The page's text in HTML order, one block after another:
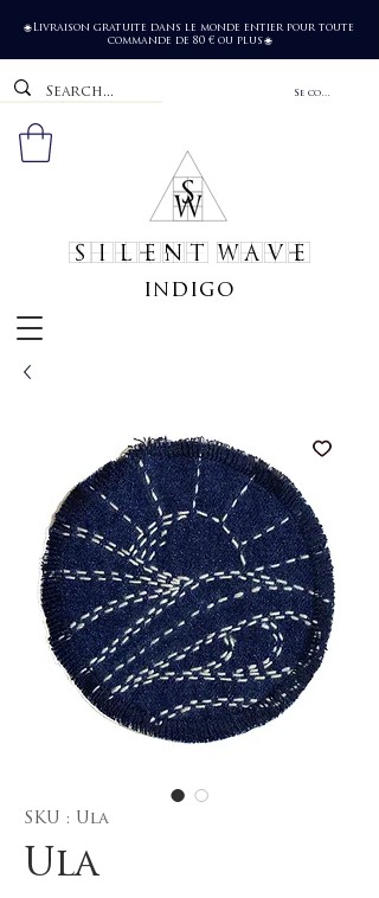
🌐 Livraison gratuite dans le monde entier pour toute
commande de 80 € ou plus 🌐
Se connecter
SILENT WAVE
indigo
SKU : Ula
Ula